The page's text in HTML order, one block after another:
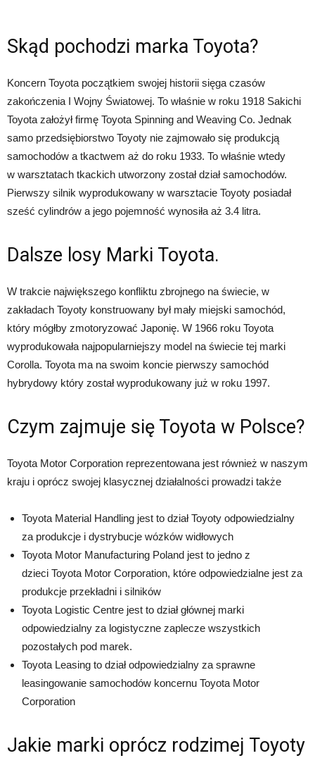
Skąd pochodzi marka Toyota?
Koncern Toyota początkiem swojej historii sięga czasów
zakończenia I Wojny Światowej. To właśnie w roku 1918 Sakichi
Toyota założył firmę Toyota Spinning and Weaving Co. Jednak
samo przedsiębiorstwo Toyoty nie zajmowało się produkcją
samochodów a tkactwem aż do roku 1933. To właśnie wtedy
w warsztatach tkackich utworzony został dział samochodów.
Pierwszy silnik wyprodukowany w warsztacie Toyoty posiadał
sześć cylindrów a jego pojemność wynosiła aż 3.4 litra.
Dalsze losy Marki Toyota.
W trakcie największego konfliktu zbrojnego na świecie, w
zakładach Toyoty konstruowany był mały miejski samochód,
który mógłby zmotoryzować Japonię. W 1966 roku Toyota
wyprodukowała najpopularniejszy model na świecie tej marki
Corolla. Toyota ma na swoim koncie pierwszy samochód
hybrydowy który został wyprodukowany już w roku 1997.
Czym zajmuje się Toyota w Polsce?
Toyota Motor Corporation reprezentowana jest również w naszym
kraju i oprócz swojej klasycznej działalności prowadzi także
Toyota Material Handling jest to dział Toyoty odpowiedzialny
za produkcje i dystrybucje wózków widłowych
Toyota Motor Manufacturing Poland jest to jedno z
dzieci Toyota Motor Corporation, które odpowiedzialne jest za
produkcje przekładni i silników
Toyota Logistic Centre jest to dział głównej marki
odpowiedzialny za logistyczne zaplecze wszystkich
pozostałych pod marek.
Toyota Leasing to dział odpowiedzialny za sprawne
leasingowanie samochodów koncernu Toyota Motor
Corporation
Jakie marki oprócz rodzimej Toyoty